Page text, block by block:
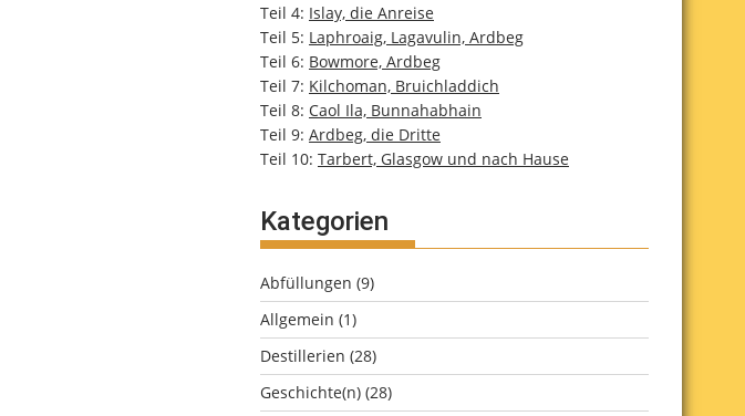
Teil 4: Islay, die Anreise
Teil 5: Laphroaig, Lagavulin, Ardbeg
Teil 6: Bowmore, Ardbeg
Teil 7: Kilchoman, Bruichladdich
Teil 8: Caol Ila, Bunnahabhain
Teil 9: Ardbeg, die Dritte
Teil 10: Tarbert, Glasgow und nach Hause
Kategorien
Abfüllungen (9)
Allgemein (1)
Destillerien (28)
Geschichte(n) (28)